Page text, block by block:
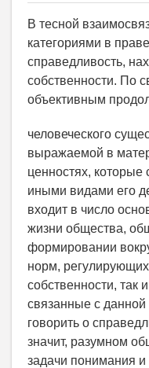
В тесной
категориями в
справедливость,
собственности. По
объективным
человеческого
выражаемой в
ценностях, которые
иными видами его
входит в число
жизни общества,
формировании
норм,
собственности, так
связанные с
говорить о
значит, разумном
задачи понимания и